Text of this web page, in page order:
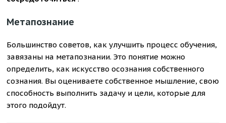
Метапознание
Большинство советов, как улучшить процесс обучения,
завязаны на метапознании. Это понятие можно
определить, как искусство осознания собственного
сознания. Вы оцениваете собственное мышление, свою
способность выполнить задачу и цели, которые для
этого подойдут.